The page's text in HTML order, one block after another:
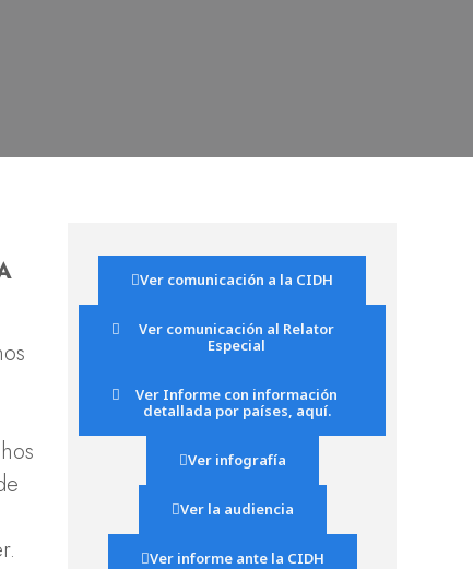
Ver comunicación a la CIDH
Ver comunicación al Relator
Especial
Ver Informe con información
detallada por países, aquí.
Ver infografía
Ver la audiencia
Ver informe ante la CIDH